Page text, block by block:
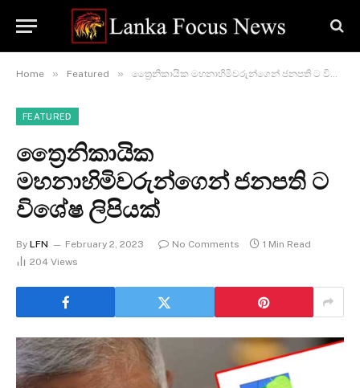
Home » Featured » ත්‍රෛනිකායික මහනාහිමිවරුන්ගෙන් ජනපති ට විශේෂ ලිපියක්
FEATURED
ත්‍රෛනිකායික
මහනාහිමිවරුන්ගෙන් ජනපති ට
විශේෂ ලිපියක්
By LFN February 2, 2023 No Comments
1 Min Read
204 Views